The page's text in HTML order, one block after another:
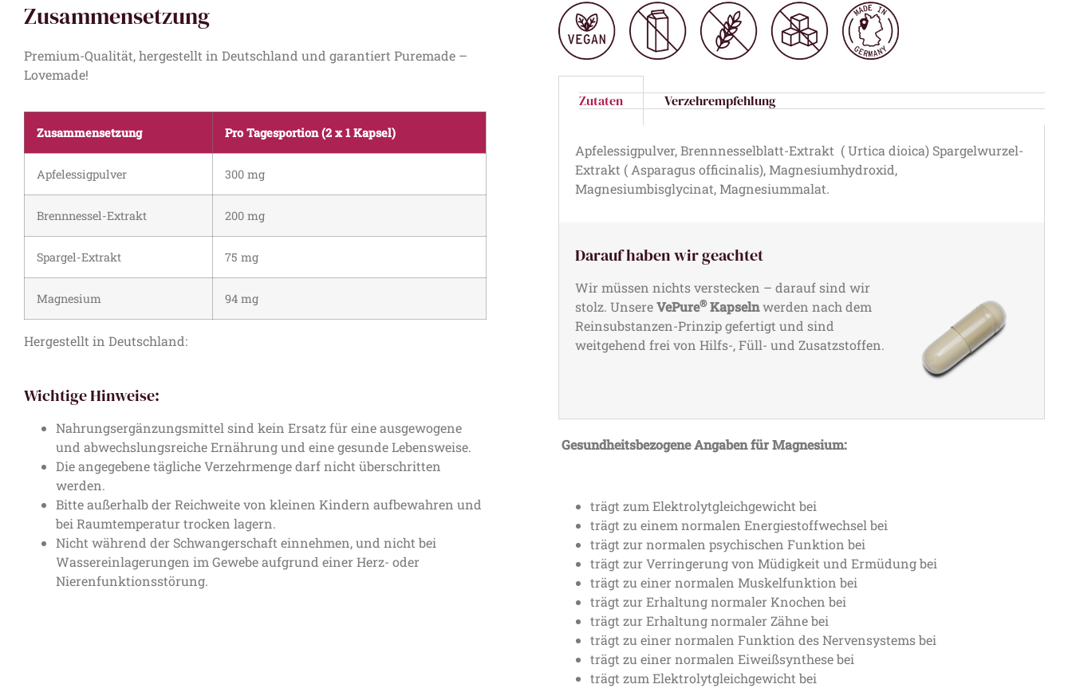
Zusammensetzung
Premium-Qualität, hergestellt in Deutschland und garantiert Puremade –
Lovemade!
Zusammensetzung Pro Tagesportion (2 x 1 Kapsel)
Apfelessigpulver 300 mg
Brennnessel-Extrakt 200 mg
Spargel-Extrakt 75 mg
Magnesium 94 mg
Hergestellt in Deutschland:
Wichtige Hinweise:
Nahrungsergänzungsmittel sind kein Ersatz für eine ausgewogene
und abwechslungsreiche Ernährung und eine gesunde Lebensweise.
Die angegebene tägliche Verzehrmenge darf nicht überschritten
werden.
Bitte außerhalb der Reichweite von kleinen Kindern aufbewahren und
bei Raumtemperatur trocken lagern.
Nicht während der Schwangerschaft einnehmen, und nicht bei
Wassereinlagerungen im Gewebe aufgrund einer Herz- oder
Nierenfunktionsstörung.
Zutaten Verzehrempfehlung
Apfelessigpulver, Brennnesselblatt-Extrakt ( Urtica dioica) Spargelwurzel-
Extrakt ( Asparagus officinalis), Magnesiumhydroxid,
Magnesiumbisglycinat, Magnesiummalat.
Darauf haben wir geachtet
Wir müssen nichts verstecken – darauf sind wir
stolz. UnsereVePure®Kapselnwerden nach dem
Reinsubstanzen-Prinzip gefertigt und sind
weitgehend frei von Hilfs-, Füll- und Zusatzstoffen.
Gesundheitsbezogene Angaben für Magnesium:
trägt zum Elektrolytgleichgewicht bei
trägt zu einem normalen Energiestoffwechsel bei
trägt zur normalen psychischen Funktion bei
trägt zur Verringerung von Müdigkeit und Ermüdung bei
trägt zu einer normalen Muskelfunktion bei
trägt zur Erhaltung normaler Knochen bei
trägt zur Erhaltung normaler Zähne bei
trägt zu einer normalen Funktion des Nervensystems bei
trägt zu einer normalen Eiweißsynthese bei
trägt zum Elektrolytgleichgewicht bei